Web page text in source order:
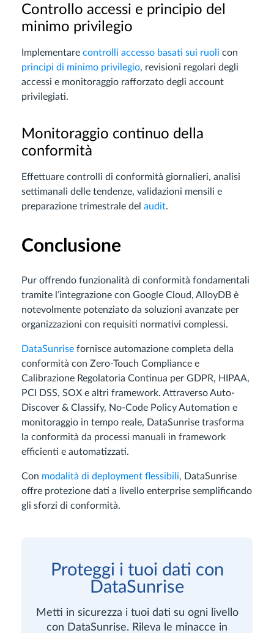
Controllo accessi e principio del
minimo privilegio
Implementare controlli accesso basati sui ruoli con
principi di minimo privilegio, revisioni regolari degli
accessi e monitoraggio rafforzato degli account
privilegiati.
Monitoraggio continuo della
conformità
Effettuare controlli di conformità giornalieri, analisi
settimanali delle tendenze, validazioni mensili e
preparazione trimestrale del audit.
Conclusione
Pur offrendo funzionalità di conformità fondamentali
tramite l’integrazione con Google Cloud, AlloyDB è
notevolmente potenziato da soluzioni avanzate per
organizzazioni con requisiti normativi complessi.
DataSunrise fornisce automazione completa della
conformità con Zero-Touch Compliance e
Calibrazione Regolatoria Continua per GDPR, HIPAA,
PCI DSS, SOX e altri framework. Attraverso Auto-
Discover & Classify, No-Code Policy Automation e
monitoraggio in tempo reale, DataSunrise trasforma
la conformità da processi manuali in framework
efficienti e automatizzati.
Con modalità di deployment flessibili, DataSunrise
offre protezione dati a livello enterprise semplificando
gli sforzi di conformità.
Proteggi i tuoi dati con
DataSunrise
Metti in sicurezza i tuoi dati su ogni livello
con DataSunrise. Rileva le minacce in